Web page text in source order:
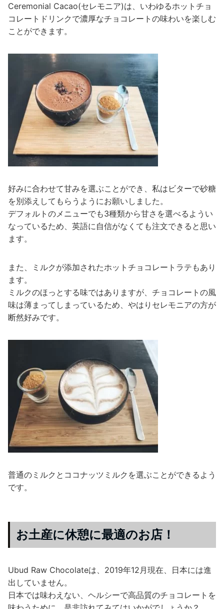
Ceremonial Cacao(セレモニア)は、いわゆるホットチョ
コレートドリンクで濃厚なチョコレートの味わいを楽しむ
ことができます。
好みに合わせて甘みを選ぶことができ、私はビターで砂糖
を別添えしてもらうようにお願いしました。
デフォルトのメニューでも3種類から甘さを選べるようい
なっているため、英語に自信がなくても注文できると思い
ます。
また、ミルクが添加されたホットチョコレートラテもあり
ます。
ミルクのほっとする味ではありますが、チョコレートの風
味は薄まってしまっているため、やはりセレモニアの方が
断然好みです。
普通のミルクとココナッツミルクを選ぶことができるよう
です。
お土産に休憩に最適のお店！
Ubud Raw Chocolateは、2019年12月現在、日本には進
出していません。
日本では味わえない、ヘルシーで高品質のチョコレートを